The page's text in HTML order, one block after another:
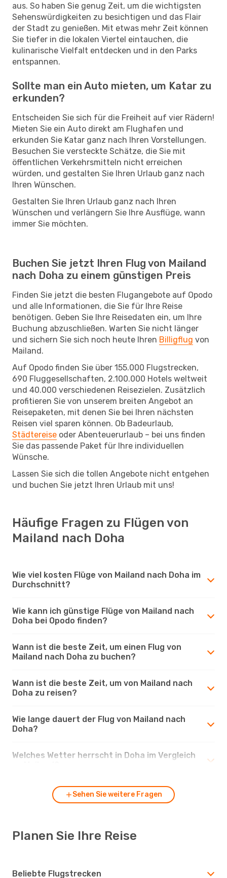
aus. So haben Sie genug Zeit, um die wichtigsten
Sehenswürdigkeiten zu besichtigen und das Flair
der Stadt zu genießen. Mit etwas mehr Zeit können
Sie tiefer in die lokalen Viertel eintauchen, die
kulinarische Vielfalt entdecken und in den Parks
entspannen.
Sollte man ein Auto mieten, um Katar zu
erkunden?
Entscheiden Sie sich für die Freiheit auf vier Rädern!
Mieten Sie ein Auto direkt am Flughafen und
erkunden Sie Katar ganz nach Ihren Vorstellungen.
Besuchen Sie versteckte Schätze, die Sie mit
öffentlichen Verkehrsmitteln nicht erreichen
würden, und gestalten Sie Ihren Urlaub ganz nach
Ihren Wünschen.
Gestalten Sie Ihren Urlaub ganz nach Ihren
Wünschen und verlängern Sie Ihre Ausflüge, wann
immer Sie möchten.
Buchen Sie jetzt Ihren Flug von Mailand
nach Doha zu einem günstigen Preis
Finden Sie jetzt die besten Flugangebote auf Opodo
und alle Informationen, die Sie für Ihre Reise
benötigen. Geben Sie Ihre Reisedaten ein, um Ihre
Buchung abzuschließen. Warten Sie nicht länger
und sichern Sie sich noch heute Ihren Billigflug von
Mailand.
Auf Opodo finden Sie über 155.000 Flugstrecken,
690 Fluggesellschaften, 2.100.000 Hotels weltweit
und 40.000 verschiedenen Reisezielen. Zusätzlich
profitieren Sie von unserem breiten Angebot an
Reisepaketen, mit denen Sie bei Ihren nächsten
Reisen viel sparen können. Ob Badeurlaub,
Städtereise oder Abenteuerurlaub – bei uns finden
Sie das passende Paket für Ihre individuellen
Wünsche.
Lassen Sie sich die tollen Angebote nicht entgehen
und buchen Sie jetzt Ihren Urlaub mit uns!
Häufige Fragen zu Flügen von
Mailand nach Doha
Wie viel kosten Flüge von Mailand nach Doha im
Durchschnitt?
Wie kann ich günstige Flüge von Mailand nach
Doha bei Opodo finden?
Wann ist die beste Zeit, um einen Flug von
Mailand nach Doha zu buchen?
Wann ist die beste Zeit, um von Mailand nach
Doha zu reisen?
Wie lange dauert der Flug von Mailand nach
Doha?
Welches Wetter herrscht in Doha im Vergleich
Sehen Sie weitere Fragen
Planen Sie Ihre Reise
Beliebte Flugstrecken